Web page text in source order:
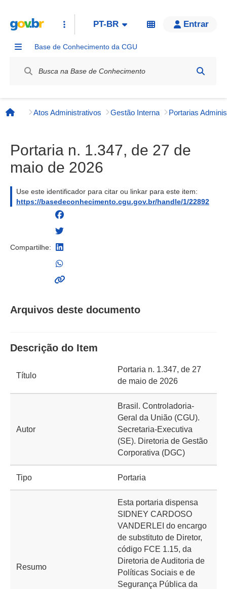
PT-BR Entrar
Base de Conhecimento da CGU
Página inicial
Atos Administrativos Gestão Interna
Portaria n. 1.347, de 27 de
maio de 2026
Use este identificador para citar ou linkar para este item:
https://basedeconhecimento.cgu.gov.br/handle/1/22892
Compartilhe:
Arquivos deste documento
Descrição do Item
Título
Portaria n. 1.347, de 27
de maio de 2026
Autor
Brasil. Controladoria-
Geral da União (CGU).
Secretaria-Executiva
(SE). Diretoria de Gestão
Corporativa (DGC)
Tipo Portaria
Resumo
Esta portaria dispensa
SIDNEY CARDOSO
VANDERLEI do encargo
de substituto de Diretor,
código FCE 1.15, da
Diretoria de Auditoria de
Políticas Sociais e de
Segurança Pública da